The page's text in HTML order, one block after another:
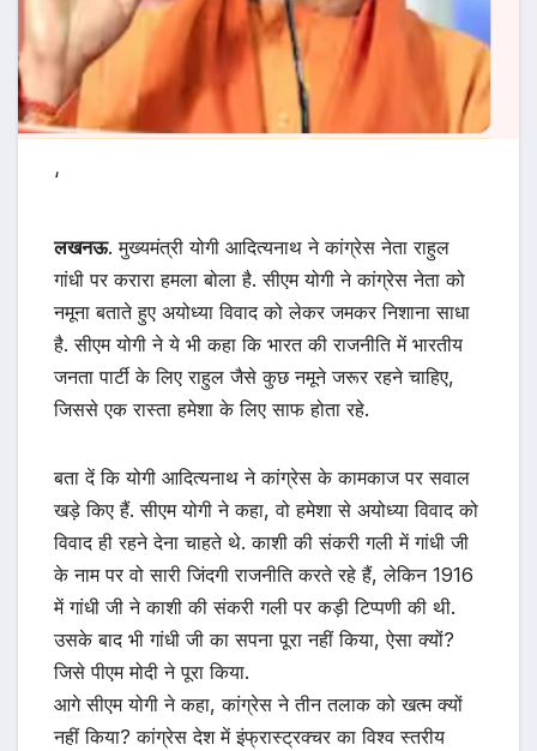
‘
लखनऊ. मुख्यमंत्री योगी आदित्यनाथ ने कांग्रेस नेता राहुल
गांधी पर करारा हमला बोला है. सीएम योगी ने कांग्रेस नेता को
नमूना बताते हुए अयोध्या विवाद को लेकर जमकर निशाना साधा
है. सीएम योगी ने ये भी कहा कि भारत की राजनीति में भारतीय
जनता पार्टी के लिए राहुल जैसे कुछ नमूने जरूर रहने चाहिए,
जिससे एक रास्ता हमेशा के लिए साफ होता रहे.
बता दें कि योगी आदित्यनाथ ने कांग्रेस के कामकाज पर सवाल
खड़े किए हैं. सीएम योगी ने कहा, वो हमेशा से अयोध्या विवाद को
विवाद ही रहने देना चाहते थे. काशी की संकरी गली में गांधी जी
के नाम पर वो सारी जिंदगी राजनीति करते रहे हैं, लेकिन 1916
में गांधी जी ने काशी की संकरी गली पर कड़ी टिप्पणी की थी.
उसके बाद भी गांधी जी का सपना पूरा नहीं किया, ऐसा क्यों?
जिसे पीएम मोदी ने पूरा किया.
आगे सीएम योगी ने कहा, कांग्रेस ने तीन तलाक को खत्म क्यों
नहीं किया? कांग्रेस देश में इंफ्रास्ट्रक्चर का विश्व स्तरीय